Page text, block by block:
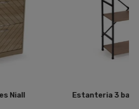
Niall Estanteria 3